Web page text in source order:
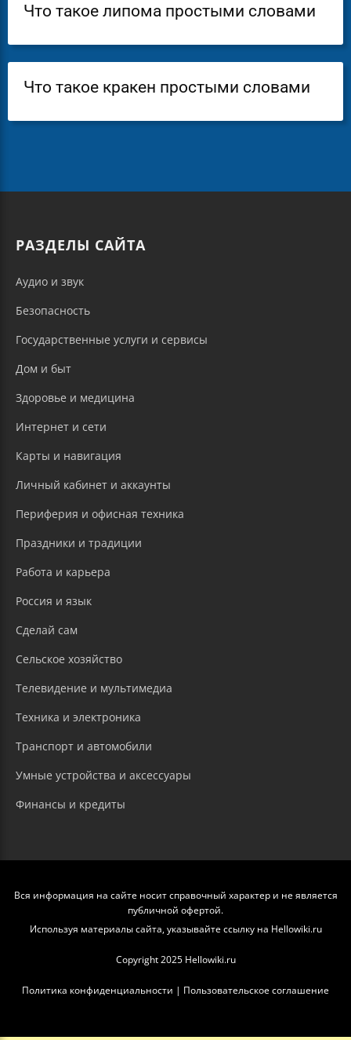
Что такое липома простыми словами
Что такое кракен простыми словами
РАЗДЕЛЫ САЙТА
Аудио и звук
Безопасность
Государственные услуги и сервисы
Дом и быт
Здоровье и медицина
Интернет и сети
Карты и навигация
Личный кабинет и аккаунты
Периферия и офисная техника
Праздники и традиции
Работа и карьера
Россия и язык
Сделай сам
Сельское хозяйство
Телевидение и мультимедиа
Техника и электроника
Транспорт и автомобили
Умные устройства и аксессуары
Финансы и кредиты
Вся информация на сайте носит справочный характер и не является
публичной офертой.
Используя материалы сайта, указывайте ссылку на Hellowiki.ru
Copyright 2025 Hellowiki.ru
Политика конфиденциальности | Пользовательское соглашение